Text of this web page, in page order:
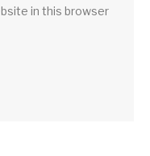
in this browser